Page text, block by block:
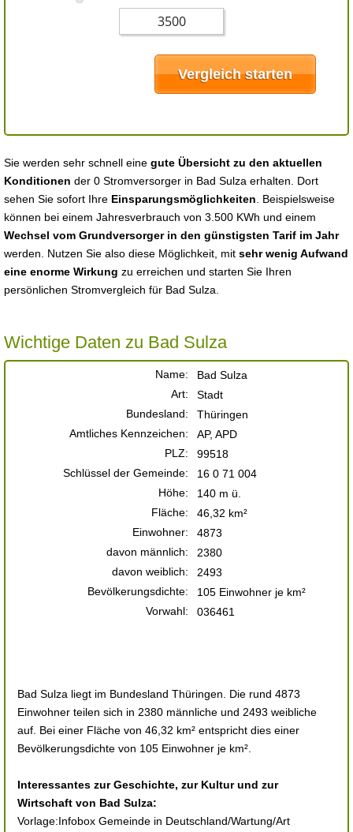
Sie werden sehr schnell eine gute Übersicht zu den aktuellen
Konditionen der 0 Stromversorger in Bad Sulza erhalten. Dort
sehen Sie sofort Ihre Einsparungsmöglichkeiten . Beispielsweise
können bei einem Jahresverbrauch von 3.500 KWh und einem
Wechsel vom Grundversorger in den günstigsten Tarif im Jahr
werden. Nutzen Sie also diese Möglichkeit, mit sehr wenig Aufwand
eine enorme Wirkung zu erreichen und starten Sie Ihren
persönlichen Stromvergleich für Bad Sulza.
Wichtige Daten zu Bad Sulza
Name:
Bad Sulza
Art:
Stadt
Bundesland:
Thüringen
Amtliches Kennzeichen:
AP, APD
PLZ:
99518
Schlüssel der Gemeinde:
16 0 71 004
Höhe:
140 m ü.
Fläche:
46,32 km²
Einwohner:
4873
davon männlich:
2380
davon weiblich:
2493
Bevölkerungsdichte:
105 Einwohner je km²
Vorwahl:
036461
Bad Sulza liegt im Bundesland Thüringen. Die rund 4873
Einwohner teilen sich in 2380 männliche und 2493 weibliche
auf. Bei einer Fläche von 46,32 km² entspricht dies einer
Bevölkerungsdichte von 105 Einwohner je km².
Interessantes zur Geschichte, zur Kultur und zur
Wirtschaft von Bad Sulza:
Vorlage:Infobox Gemeinde in Deutschland/Wartung/Art